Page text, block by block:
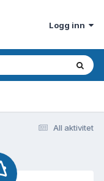
Logg inn
All aktivitet